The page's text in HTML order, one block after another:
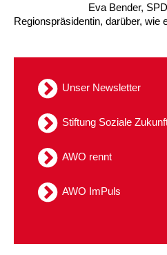
Eva Bender,
Regionspräsidentin, darüber, wie
Unser Newsletter
Stiftung Soziale
AWO rennt
AWO ImPuls